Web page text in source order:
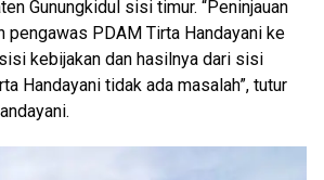
Gunungkidul sisi timur. “Peninjauan
pengawas PDAM Tirta Handayani ke
kebijakan dan hasilnya dari sisi
Handayani tidak ada masalah”, tutur